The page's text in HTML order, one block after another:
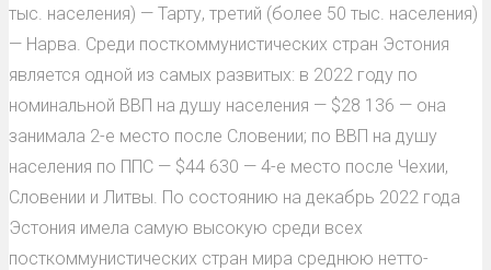
тыс. населения) — Тарту, третий (более 50 тыс. населения)
— Нарва. Среди посткоммунистических стран Эстония
является одной из самых развитых: в 2022 году по
номинальной ВВП на душу населения — $28 136 — она
занимала 2-е место после Словении; по ВВП на душу
населения по ППС — $44 630 — 4-е место после Чехии,
Словении и Литвы. По состоянию на декабрь 2022 года
Эстония имела самую высокую среди всех
посткоммунистических стран мира среднюю нетто-